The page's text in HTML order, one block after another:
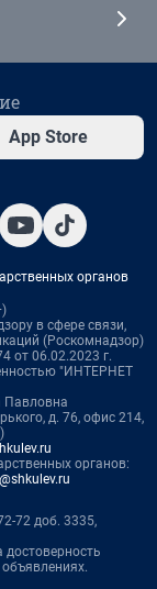
App Store
органов
в сфере связи,
(Роскомнадзор)
от 06.02.2023 г.
"ИНТЕРНЕТ
Павловна
д. 76, офис 214,
органов:
72 доб. 3335,
достоверность